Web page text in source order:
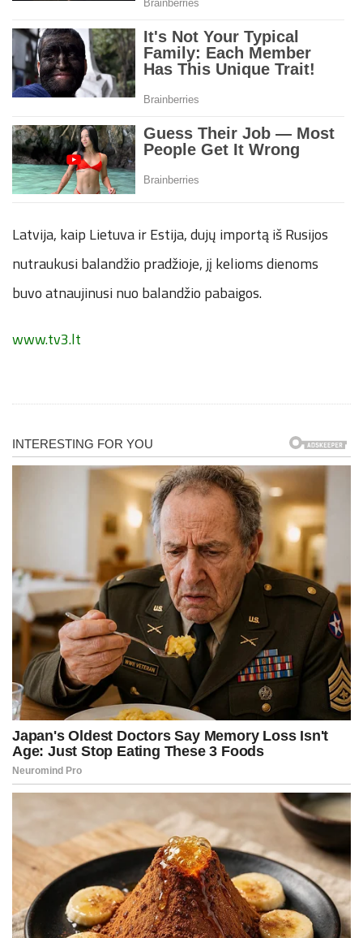
Latvija, kaip Lietuva ir Estija, dujų importą iš Rusijos
nutraukusi balandžio pradžioje, jį kelioms dienoms
buvo atnaujinusi nuo balandžio pabaigos.
www.tv3.lt